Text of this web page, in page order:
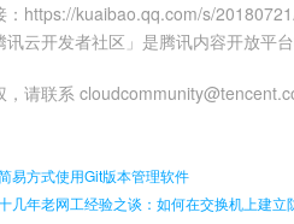
： https://kuaibao.qq.com/s/
讯云开发者社区」是腾讯内容开放平
，请联系
易方式使用Git版本管理软件
几年老网工经验之谈：如何在交换机上建立